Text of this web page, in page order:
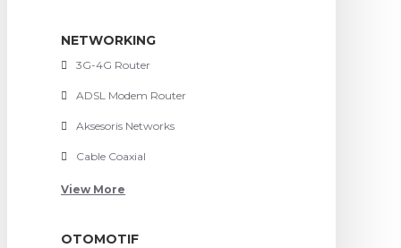
NETWORKING
3G-4G Router
ADSL Modem Router
Aksesoris Networks
Cable Coaxial
View More
OTOMOTIF